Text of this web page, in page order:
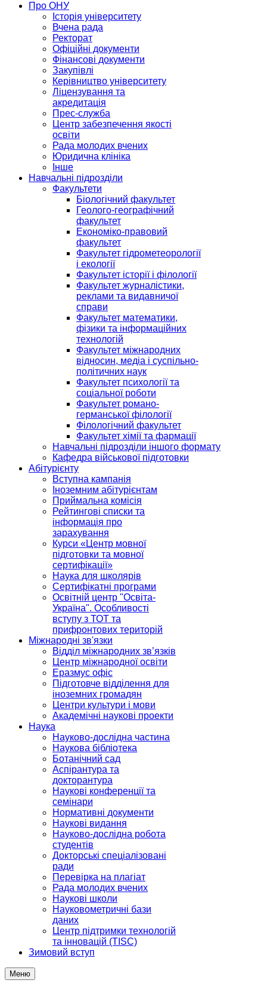
Про ОНУ
Історія університету
Вчена рада
Ректорат
Офіційні документи
Фінансові документи
Закупівлі
Керівництво університету
Ліцензування та
акредитація
Прес-служба
Центр забезпечення якості
освіти
Рада молодих вчених
Юридична клініка
Інше
Навчальні підрозділи
Факультети
Біологічний факультет
Геолого-географічний
факультет
Економіко-правовий
факультет
Факультет гідрометеорології
і екології
Факультет історії і філології
Факультет журналістики,
реклами та видавничої
справи
Факультет математики,
фізики та інформаційних
технологій
Факультет міжнародних
відносин, медіа і суспільно-
політичних наук
Факультет психології та
соціальної роботи
Факультет романо-
германської філології
Філологічний факультет
Факультет хімії та фармації
Навчальні підрозділи іншого формату
Кафедра військової підготовки
Абітурієнту
Вступна кампанія
Іноземним абітурієнтам
Приймальна комісія
Рейтингові списки та
інформація про
зарахування
Курси «Центр мовної
підготовки та мовної
сертифікації»
Наука для школярів
Сертифікатні програми
Освітній центр "Освіта-
Україна". Особливості
вступу з ТОТ та
прифронтових територій
Міжнародні зв'язки
Відділ міжнародних зв’язків
Центр міжнародної освіти
Еразмус офіс
Підготовче відділення для
іноземних громадян
Центри культури і мови
Академічні наукові проекти
Наука
Науково-дослідна частина
Наукова бібліотека
Ботанічний сад
Аспірантура та
докторантура
Наукові конференції та
семінари
Нормативні документи
Наукові видання
Науково-дослідна робота
студентів
Докторські спеціалізовані
ради
Перевірка на плагіат
Рада молодих вчених
Наукові школи
Науковометричні бази
даних
Центр підтримки технологій
та інновацій (TISC)
Зимовий вступ
Меню